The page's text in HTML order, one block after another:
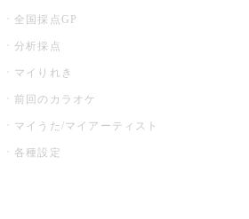
全国採点GP
分析採点
マイりれき
前回のカラオケ
マイうた/マイアーティスト
各種設定